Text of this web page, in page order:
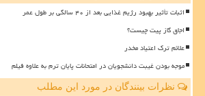
اثبات تأثیر بهبود رژیم غذایی بعد از ۴۰ سالگی بر طول عمر
اجاق گاز پیت چیست؟
علائم ترک اعتیاد مخدر
موجه بودن غیبت دانشجویان در امتحانات پایان ترم به علاوه فیلم
نظرات بینندگان در مورد این مطلب